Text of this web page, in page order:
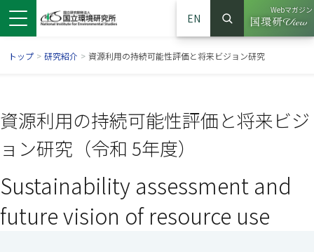
EN
サイト内検索
検索
Webマガジン
（別ウイ
トップ > 研究紹介 > 資源利用の持続可能性評価と将来ビジョン研究
資源利用の持続可能性評価と将来ビジ
ョン研究（令和 5年度）
Sustainability assessment and
future vision of resource use